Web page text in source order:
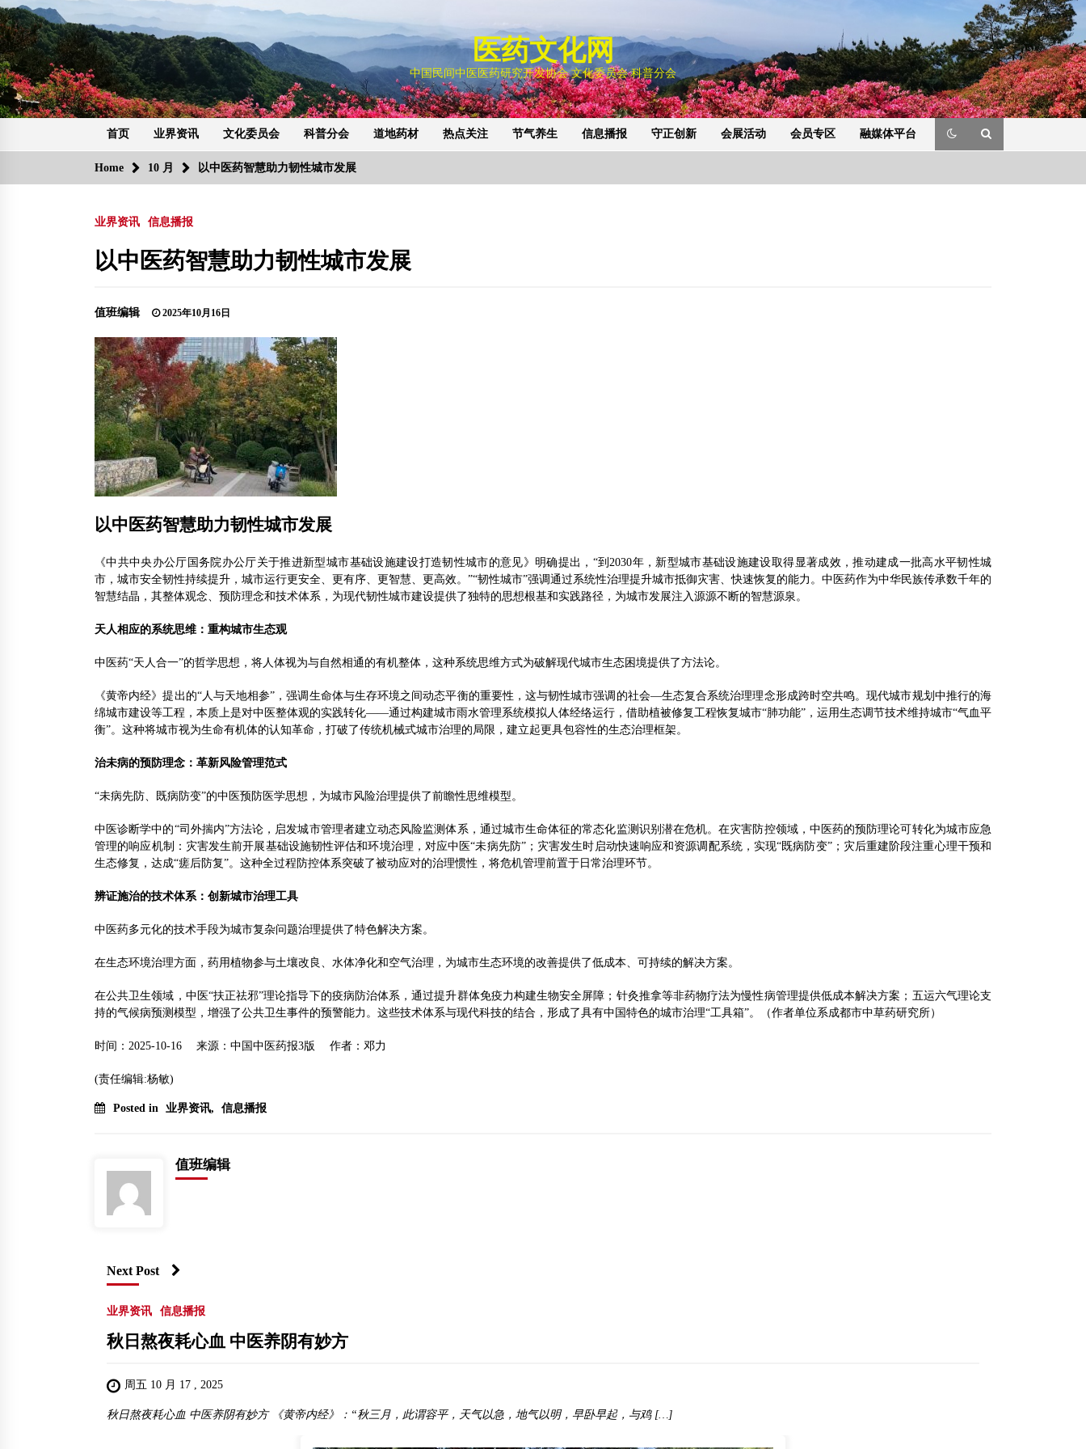
Skip
to
content
医药文化网
中国民间中医医药研究开发协会 文化委员会 科普分会
首页 业界资讯 文化委员会 科普分会 道地药材 热点关注 节气养生 信息播报 守正创新 会展活动 会员专区 融媒体平台
Home 10 月 以中医药智慧助力韧性城市发展
业界资讯 信息播报
以中医药智慧助力韧性城市发展
值班编辑 2025年10月16日
以中医药智慧助力韧性城市发展
《中共中央办公厅国务院办公厅关于推进新型城市基础设施建设打造韧性城市的意见》明确提出，“到2030年，新型城市基础设施建设取得显著成效，推动建成一批高水平韧性城
市，城市安全韧性持续提升，城市运行更安全、更有序、更智慧、更高效。”“韧性城市”强调通过系统性治理提升城市抵御灾害、快速恢复的能力。中医药作为中华民族传承数千年的
智慧结晶，其整体观念、预防理念和技术体系，为现代韧性城市建设提供了独特的思想根基和实践路径，为城市发展注入源源不断的智慧源泉。
天人相应的系统思维：重构城市生态观
中医药“天人合一”的哲学思想，将人体视为与自然相通的有机整体，这种系统思维方式为破解现代城市生态困境提供了方法论。
《黄帝内经》提出的“人与天地相参”，强调生命体与生存环境之间动态平衡的重要性，这与韧性城市强调的社会—生态复合系统治理理念形成跨时空共鸣。现代城市规划中推行的海
绵城市建设等工程，本质上是对中医整体观的实践转化——通过构建城市雨水管理系统模拟人体经络运行，借助植被修复工程恢复城市“肺功能”，运用生态调节技术维持城市“气血平
衡”。这种将城市视为生命有机体的认知革命，打破了传统机械式城市治理的局限，建立起更具包容性的生态治理框架。
治未病的预防理念：革新风险管理范式
“未病先防、既病防变”的中医预防医学思想，为城市风险治理提供了前瞻性思维模型。
中医诊断学中的“司外揣内”方法论，启发城市管理者建立动态风险监测体系，通过城市生命体征的常态化监测识别潜在危机。在灾害防控领域，中医药的预防理论可转化为城市应急
管理的响应机制：灾害发生前开展基础设施韧性评估和环境治理，对应中医“未病先防”；灾害发生时启动快速响应和资源调配系统，实现“既病防变”；灾后重建阶段注重心理干预和
生态修复，达成“瘥后防复”。这种全过程防控体系突破了被动应对的治理惯性，将危机管理前置于日常治理环节。
辨证施治的技术体系：创新城市治理工具
中医药多元化的技术手段为城市复杂问题治理提供了特色解决方案。
在生态环境治理方面，药用植物参与土壤改良、水体净化和空气治理，为城市生态环境的改善提供了低成本、可持续的解决方案。
在公共卫生领域，中医“扶正祛邪”理论指导下的疫病防治体系，通过提升群体免疫力构建生物安全屏障；针灸推拿等非药物疗法为慢性病管理提供低成本解决方案；五运六气理论支
持的气候病预测模型，增强了公共卫生事件的预警能力。这些技术体系与现代科技的结合，形成了具有中国特色的城市治理“工具箱”。（作者单位系成都市中草药研究所）
时间：2025-10-16 来源：中国中医药报3版 作者：邓力
(责任编辑:杨敏)
Posted in 业界资讯, 信息播报
值班编辑
Next Post
业界资讯 信息播报
秋日熬夜耗心血 中医养阴有妙方
周五 10 月 17 , 2025
秋日熬夜耗心血 中医养阴有妙方 《黄帝内经》：“秋三月，此谓容平，天气以急，地气以明，早卧早起，与鸡 […]